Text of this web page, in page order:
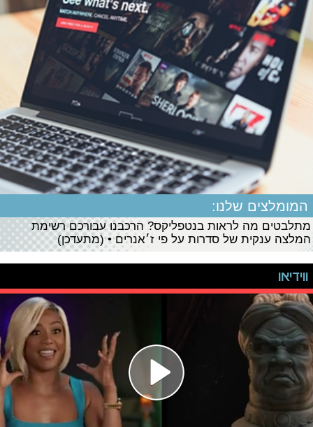
המומלצים שלנו:
מתלבטים מה לראות בנטפליקס? הרכבנו עבורכם רשימת
המלצה ענקית של סדרות על פי ז׳אנרים • (מתעדכן)
ווידיאו